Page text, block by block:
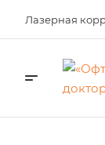
Лазерная